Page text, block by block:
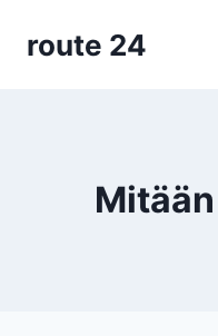
sisältöön
route 24